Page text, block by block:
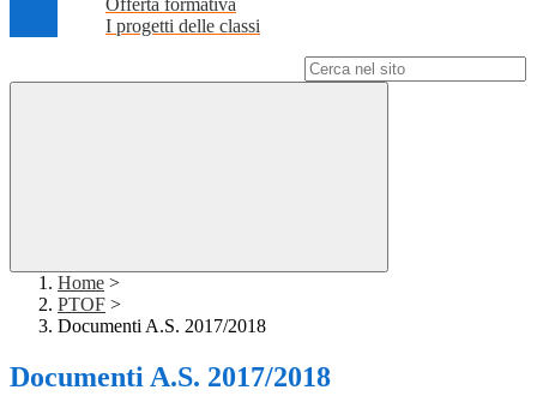
Offerta formativa
I progetti delle classi
Home >
PTOF >
Documenti A.S. 2017/2018
Documenti A.S. 2017/2018